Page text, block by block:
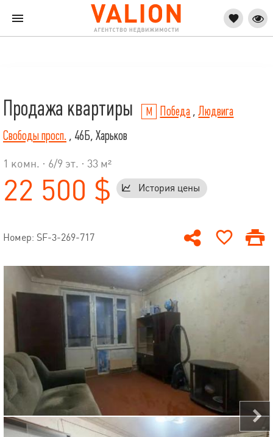
Продажа квартиры Победа ,Людвига
Свободы просп. , 46Б, Харьков
1 комн. · 6/9 эт. · 33 м²
22 500 $ История цены
Номер: SF-3-269-717